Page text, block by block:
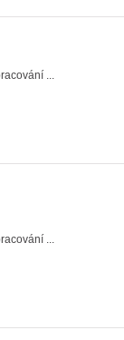
...
...